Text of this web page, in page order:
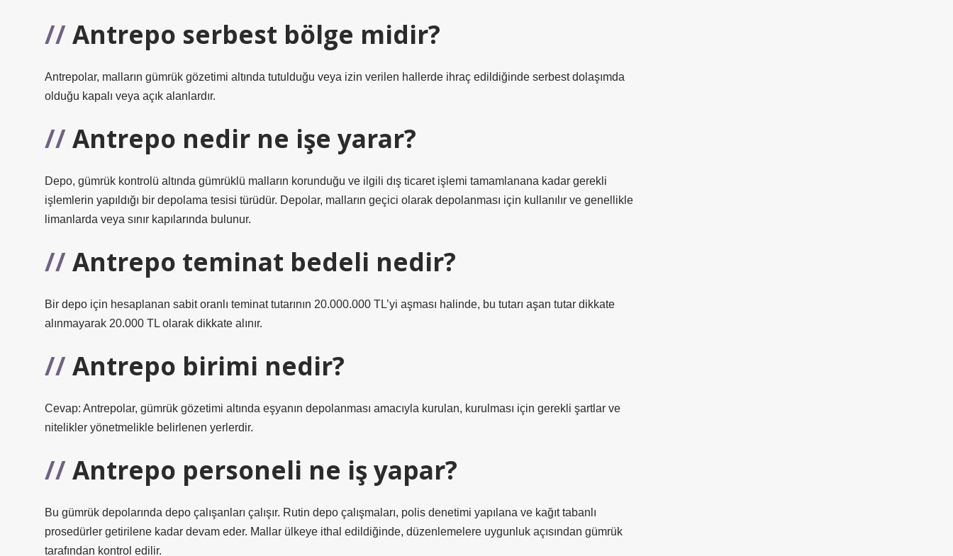
Antrepo serbest bölge midir?
Antrepolar, malların gümrük gözetimi altında tutulduğu veya izin verilen hallerde ihraç edildiğinde serbest dolaşımda
olduğu kapalı veya açık alanlardır.
Antrepo nedir ne işe yarar?
Depo, gümrük kontrolü altında gümrüklü malların korunduğu ve ilgili dış ticaret işlemi tamamlanana kadar gerekli
işlemlerin yapıldığı bir depolama tesisi türüdür. Depolar, malların geçici olarak depolanması için kullanılır ve genellikle
limanlarda veya sınır kapılarında bulunur.
Antrepo teminat bedeli nedir?
Bir depo için hesaplanan sabit oranlı teminat tutarının 20.000.000 TL’yi aşması halinde, bu tutarı aşan tutar dikkate
alınmayarak 20.000 TL olarak dikkate alınır.
Antrepo birimi nedir?
Cevap: Antrepolar, gümrük gözetimi altında eşyanın depolanması amacıyla kurulan, kurulması için gerekli şartlar ve
nitelikler yönetmelikle belirlenen yerlerdir.
Antrepo personeli ne iş yapar?
Bu gümrük depolarında depo çalışanları çalışır. Rutin depo çalışmaları, polis denetimi yapılana ve kağıt tabanlı
prosedürler getirilene kadar devam eder. Mallar ülkeye ithal edildiğinde, düzenlemelere uygunluk açısından gümrük
tarafından kontrol edilir.